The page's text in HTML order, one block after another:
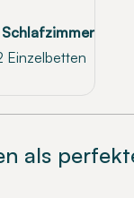
Schlafzimmer
Einzelbetten
als